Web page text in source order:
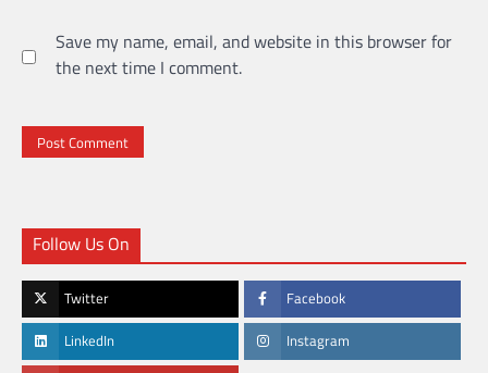
Save my name, email, and website in this browser for
the next time I comment.
Follow Us On
Twitter Facebook
LinkedIn Instagram